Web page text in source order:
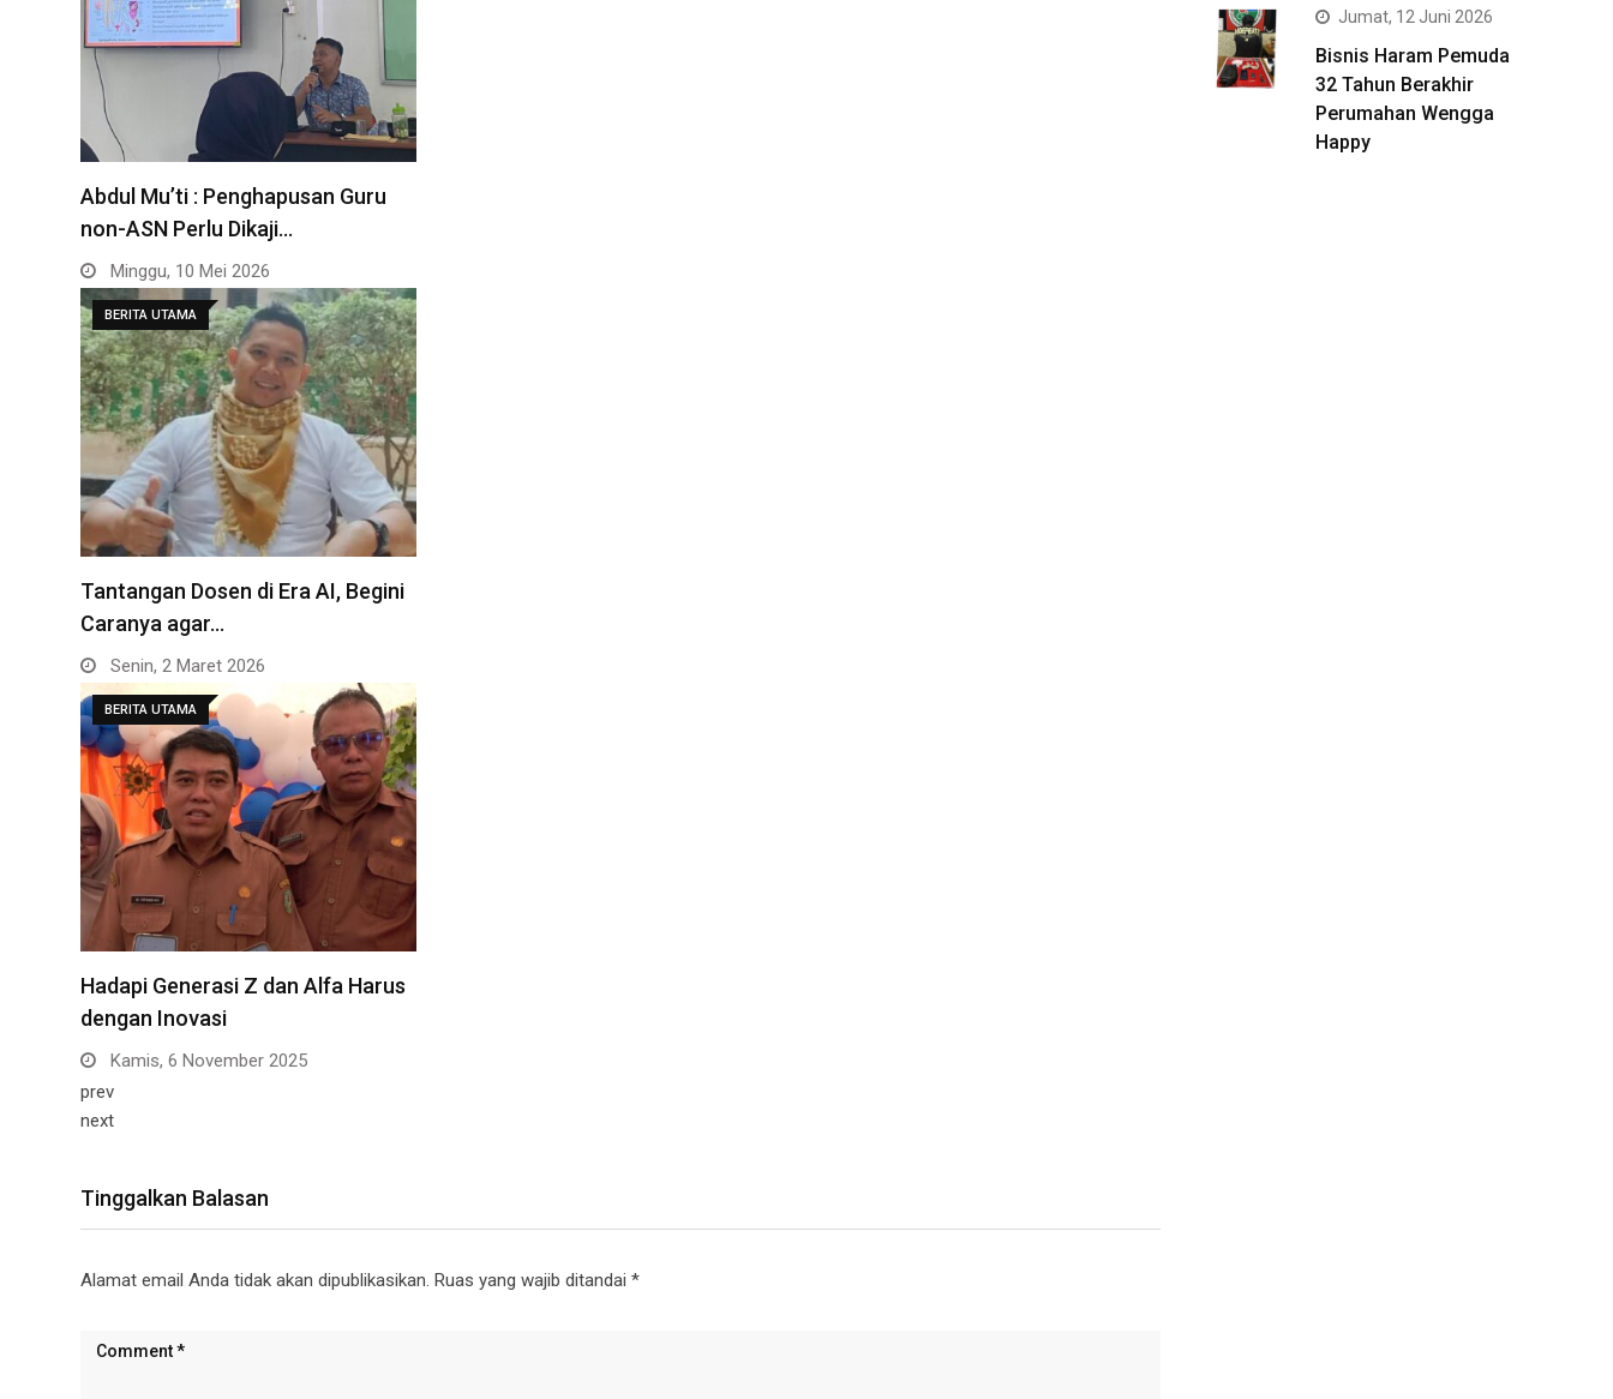
Abdul Mu’ti : Penghapusan Guru
non-ASN Perlu Dikaji…
Minggu, 10 Mei 2026
BERITA UTAMA
Tantangan Dosen di Era AI, Begini
Caranya agar…
Senin, 2 Maret 2026
BERITA UTAMA
Hadapi Generasi Z dan Alfa Harus
dengan Inovasi
Kamis, 6 November 2025
prev
next
Tinggalkan Balasan
Alamat email Anda tidak akan dipublikasikan. Ruas yang wajib ditandai *
Jumat, 12 Juni 2026
Bisnis Haram Pemuda
32 Tahun Berakhir
Perumahan Wengga
Happy